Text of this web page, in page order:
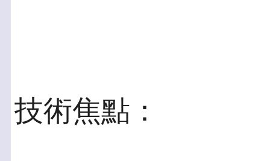
技術焦點：